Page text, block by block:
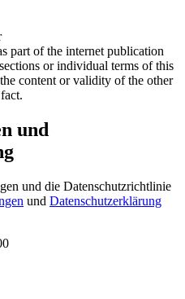
part of the internet publication
or individual terms of this
content or validity of the other
und
und die Datenschutzrichtlinie
und Datenschutzerklärung